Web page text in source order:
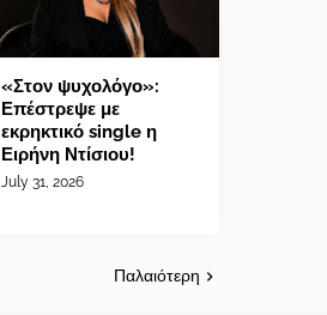
«Στον ψυχολόγο»:
Επέστρεψε με
εκρηκτικό single η
Ειρήνη Ντίσιου!
July 31, 2026
Παλαιότερη